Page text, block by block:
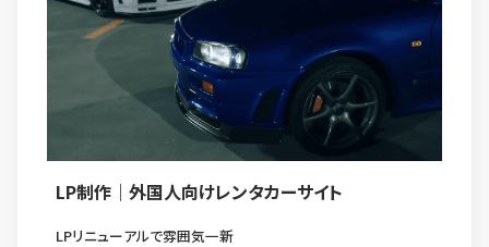
LP制作｜外国人向けレンタカーサイト
LPリニューアルで雰囲気一新